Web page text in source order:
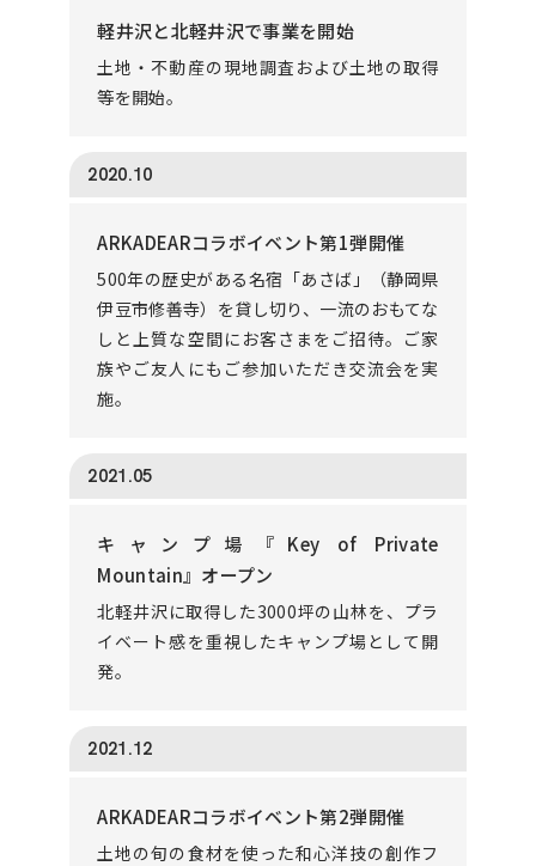
軽井沢と北軽井沢で事業を開始
土地・不動産の現地調査および土地の取得
等を開始。
2020.10
ARKADEARコラボイベント第1弾開催
500年の歴史がある名宿「あさば」（静岡県
伊豆市修善寺）を貸し切り、一流のおもてな
しと上質な空間にお客さまをご招待。ご家
族やご友人にもご参加いただき交流会を実
施。
2021.05
キャンプ場『Key of Private
Mountain』オープン
北軽井沢に取得した3000坪の山林を、プラ
イベート感を重視したキャンプ場として開
発。
2021.12
ARKADEARコラボイベント第2弾開催
土地の旬の食材を使った和心洋技の創作フ